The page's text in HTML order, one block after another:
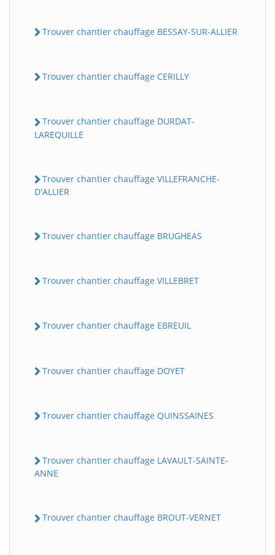
Trouver chantier chauffage BESSAY-SUR-ALLIER
Trouver chantier chauffage CERILLY
Trouver chantier chauffage DURDAT-
LAREQUILLE
Trouver chantier chauffage VILLEFRANCHE-
D'ALLIER
Trouver chantier chauffage BRUGHEAS
Trouver chantier chauffage VILLEBRET
Trouver chantier chauffage EBREUIL
Trouver chantier chauffage DOYET
Trouver chantier chauffage QUINSSAINES
Trouver chantier chauffage LAVAULT-SAINTE-
ANNE
Trouver chantier chauffage BROUT-VERNET